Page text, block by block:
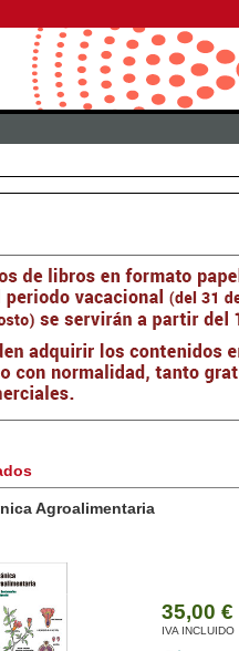
35,00 €
IVA INCLUIDO